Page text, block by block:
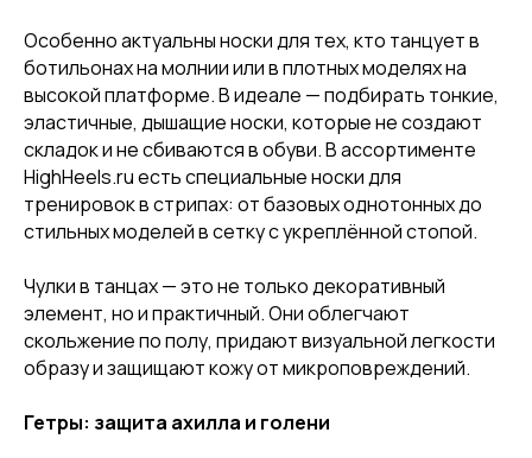
Особенно актуальны носки для тех, кто танцует в
ботильонах на молнии или в плотных моделях на
высокой платформе. В идеале — подбирать тонкие,
эластичные, дышащие носки, которые не создают
складок и не сбиваются в обуви. В ассортименте
HighHeels.ru есть специальные носки для
тренировок в стрипах: от базовых однотонных до
стильных моделей в сетку с укреплённой стопой.
Чулки в танцах — это не только декоративный
элемент, но и практичный. Они облегчают
скольжение по полу, придают визуальной легкости
образу и защищают кожу от микроповреждений.
Гетры: защита ахилла и голени